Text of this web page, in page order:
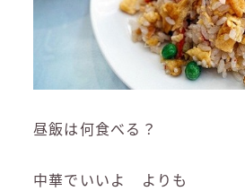
昼飯は何食べる？
中華でいいよ よりも